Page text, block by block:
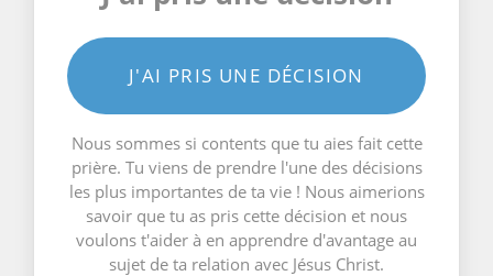
J'AI PRIS UNE DÉCISION
Nous sommes si contents que tu aies fait cette
prière. Tu viens de prendre l'une des décisions
les plus importantes de ta vie ! Nous aimerions
savoir que tu as pris cette décision et nous
voulons t'aider à en apprendre d'avantage au
sujet de ta relation avec Jésus Christ.